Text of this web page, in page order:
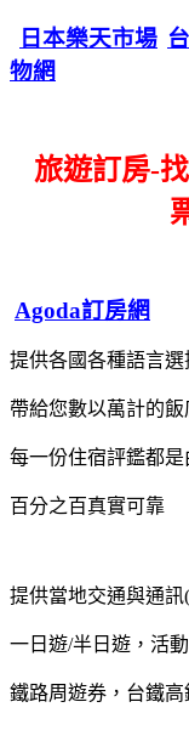
日本樂天市場
物網
旅遊訂房-
Agoda訂房網
提供各國各種語言選
帶給您數以萬計的
每一份住宿評鑑都
百分之百真實可靠
提供當地交通與通
一日遊/半日遊，活
鐵路周遊券，台鐵